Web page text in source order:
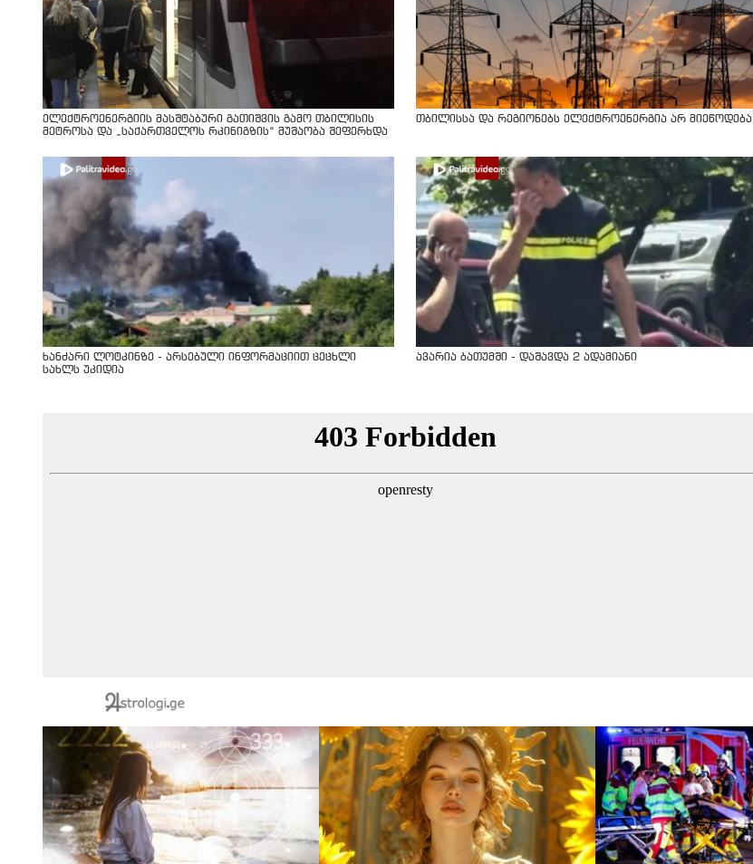
ელექტროენერგიის მასშტაბური გათიშვის გამო თბილისის
მეტროსა და „საქართველოს რკინიგზის“ მუშაობა შეფერხდა
თბილისსა და რეგიონებს ელექტროენერგია არ მიეწოდება
ხანძარი ლოტკინზე - არსებული ინფორმაციით ცეცხლი
სახლს უკიდია
ავარია ბათუმში - დაშავდა 2 ადამიანი